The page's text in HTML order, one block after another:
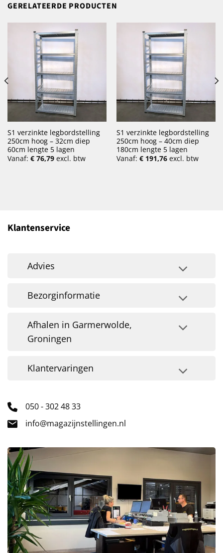
GERELATEERDE PRODUCTEN
S1 verzinkte legbordstelling
250cm hoog – 32cm diep
60cm lengte 5 lagen
Vanaf: €76,79excl. btw
S1 verzinkte legbordstelling
250cm hoog – 40cm diep
180cm lengte 5 lagen
Vanaf: €191,76excl. btw
Klantenservice
Advies
Bezorginformatie
Afhalen in Garmerwolde,
Groningen
Klantervaringen
050 - 302 48 33
info@magazijnstellingen.nl